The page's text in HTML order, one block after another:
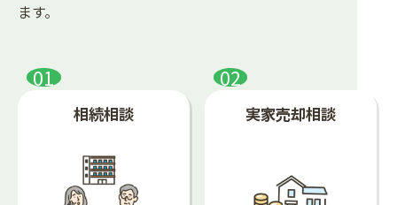
ます。
相続相談 実家売却相談